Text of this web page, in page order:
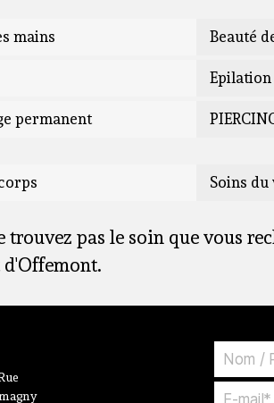
mains Beauté
permanent
Soins du
trouvez pas le soin que vous